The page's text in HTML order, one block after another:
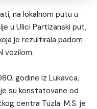
na lokalnom putu u
u Ulici Partizanski put,
je rezultirala padom
vozilom.
godine iz Lukavca,
su konstatovane od
centra Tuzla. M.S. je